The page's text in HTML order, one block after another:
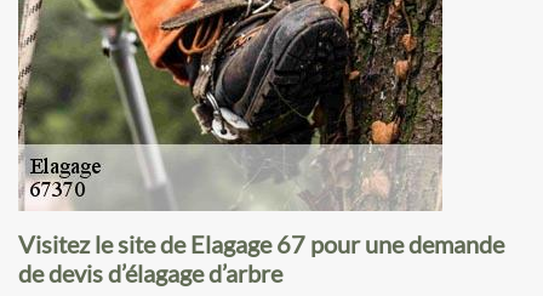
Visitez le site de Elagage 67 pour une demande
de devis d’élagage d’arbre